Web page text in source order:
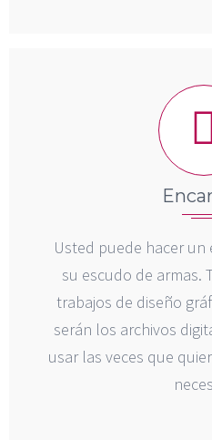
Usted puede hacer un
su escudo de armas.
trabajos de diseño
serán los archivos
usar las veces que